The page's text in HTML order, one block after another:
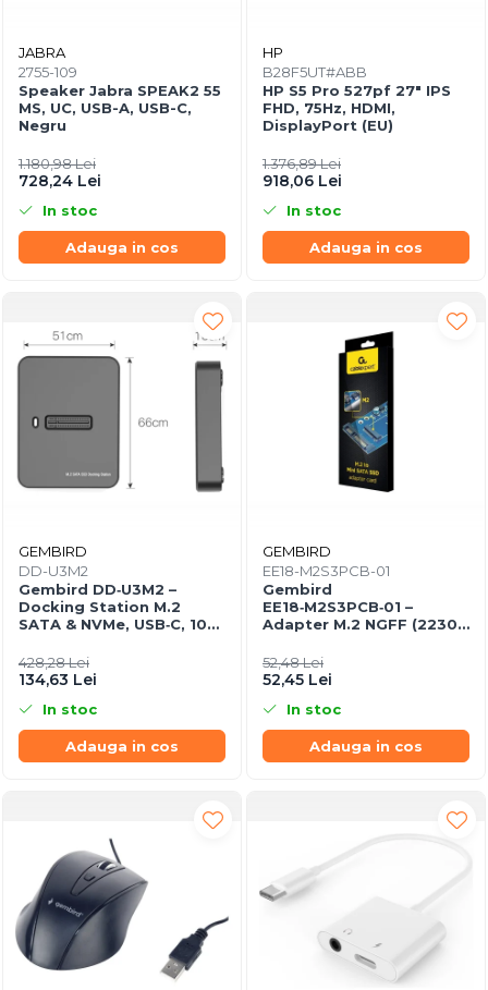
JABRA
2755-109
Speaker Jabra SPEAK2 55
MS, UC, USB-A, USB-C,
Negru
1.180,98 Lei
728,24 Lei
In stoc
Adauga in cos
HP
B28F5UT#ABB
HP S5 Pro 527pf 27" IPS
FHD, 75Hz, HDMI,
DisplayPort (EU)
1.376,89 Lei
918,06 Lei
In stoc
Adauga in cos
GEMBIRD
DD-U3M2
Gembird DD‑U3M2 –
Docking Station M.2
SATA & NVMe, USB‑C, 10
428,28 Lei
134,63 Lei
In stoc
Adauga in cos
GEMBIRD
EE18-M2S3PCB-01
Gembird
EE18‑M2S3PCB‑01 –
Adapter M.2 NGFF (2230–
6Gb/s
52,48 Lei
52,45 Lei
In stoc
Adauga in cos